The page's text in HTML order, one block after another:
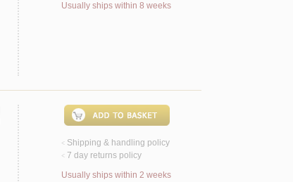
Usually ships within 8 weeks
< Shipping & handling policy
< 7 day returns policy
Usually ships within 2 weeks